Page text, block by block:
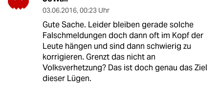
03.06.2016, 00:23 Uhr
Gute Sache. Leider bleiben gerade solche
Falschmeldungen doch dann oft im Kopf der
Leute hängen und sind dann schwierig zu
korrigieren. Grenzt das nicht an
Volksverhetzung? Das ist doch genau das Ziel
dieser Lügen.